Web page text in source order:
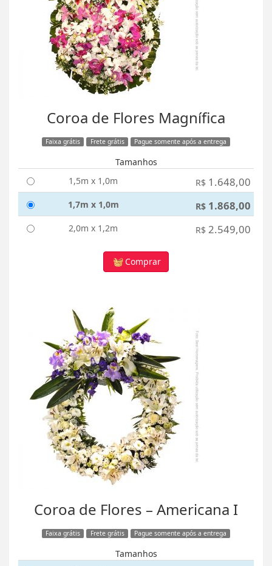
Coroa de Flores Magnífica
Faixa grátis Frete grátis Pague somente após a entrega
Tamanhos
1,5m x 1,0m
R$ 1.648,00
1,7m x 1,0m R$ 1.868,00
2,0m x 1,2m R$ 2.549,00
Comprar
Coroa de Flores – Americana I
Faixa grátis Frete grátis Pague somente após a entrega
Tamanhos